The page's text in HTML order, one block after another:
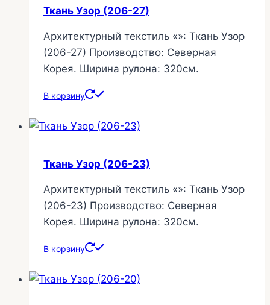
Ткань Узор (206-27)
Архитектурный текстиль «»: Ткань Узор
(206-27) Производство: Северная
Корея. Ширина рулона: 320см.
В корзину
Ткань Узор (206-23)
Архитектурный текстиль «»: Ткань Узор
(206-23) Производство: Северная
Корея. Ширина рулона: 320см.
В корзину